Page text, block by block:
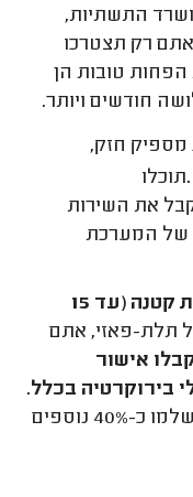
משרד התשתיות,
רק תצטרכו
טובות הן
חודשים ויותר.
מספיק חזק,
.תוכלו
את השירות
של המערכת
אם אתם מתקינים מערכת קטנה (עד 15
תלת-פאזי, אתם
אישור
בירוקרטיה בכלל.
לרוב, אחרי שתקבלו את האישור תשלמו כ-40% נוספים